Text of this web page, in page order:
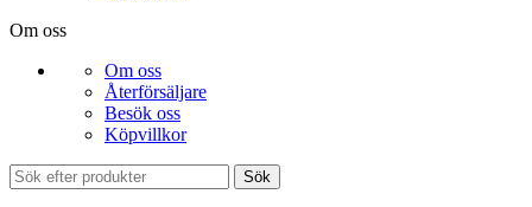
Om oss
Om oss
Återförsäljare
Besök oss
Köpvillkor
Sök